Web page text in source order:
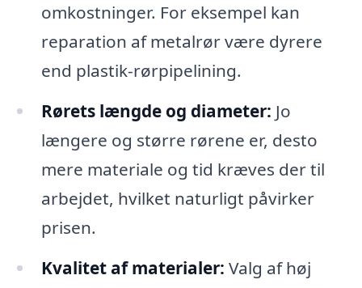
omkostninger. For eksempel kan
reparation af metalrør være dyrere
end plastik-rørpipelining.
Rørets længde og diameter: Jo
længere og større rørene er, desto
mere materiale og tid kræves der til
arbejdet, hvilket naturligt påvirker
prisen.
Kvalitet af materialer: Valg af høj